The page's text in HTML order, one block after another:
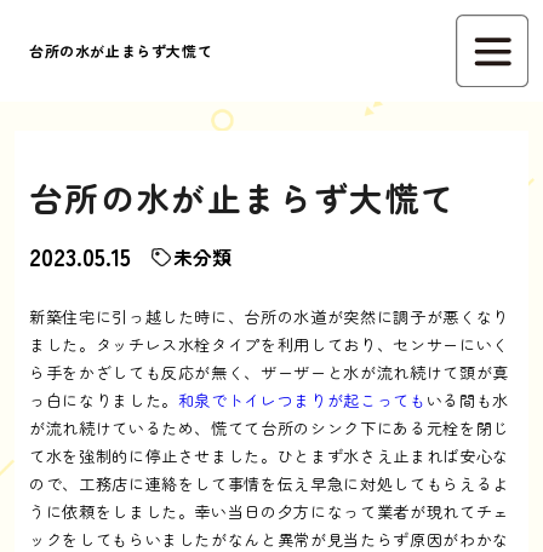
台所の水が止まらず大慌て
台所の水が止まらず大慌て
2023.05.15 未分類
新築住宅に引っ越した時に、台所の水道が突然に調子が悪くなり
ました。タッチレス水栓タイプを利用しており、センサーにいく
ら手をかざしても反応が無く、ザーザーと水が流れ続けて頭が真
っ白になりました。 和泉でトイレつまりが起こっても いる間も水
が流れ続けているため、慌てて台所のシンク下にある元栓を閉じ
て水を強制的に停止させました。ひとまず水さえ止まれば安心な
ので、工務店に連絡をして事情を伝え早急に対処してもらえるよ
うに依頼をしました。幸い当日の夕方になって業者が現れてチェ
ックをしてもらいましたがなんと異常が見当たらず原因がわかな